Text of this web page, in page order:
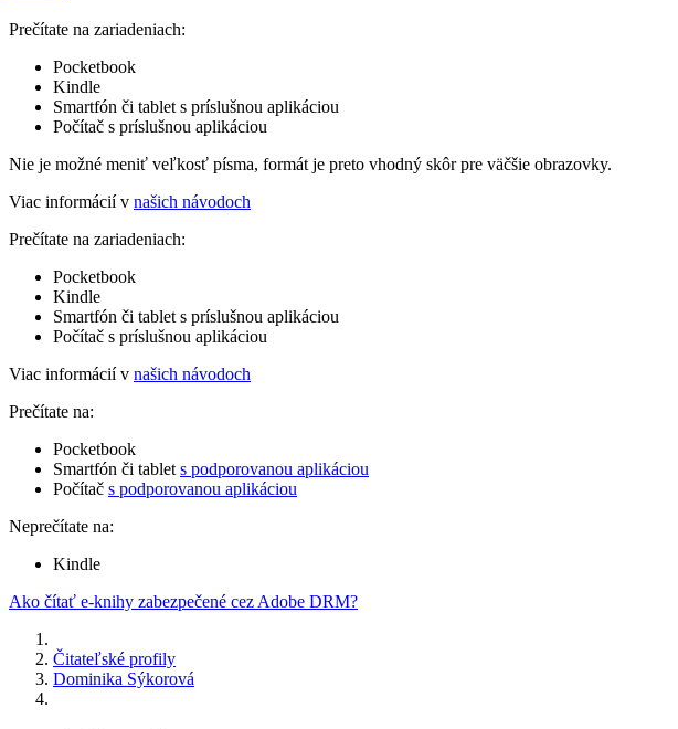
Prečítate na zariadeniach:
Pocketbook
Kindle
Smartfón či tablet s príslušnou aplikáciou
Počítač s príslušnou aplikáciou
Nie je možné meniť veľkosť písma, formát je preto vhodný skôr pre väčšie obrazovky.
Viac informácií v našich návodoch
Prečítate na zariadeniach:
Pocketbook
Kindle
Smartfón či tablet s príslušnou aplikáciou
Počítač s príslušnou aplikáciou
Viac informácií v našich návodoch
Prečítate na:
Pocketbook
Smartfón či tablet s podporovanou aplikáciou
Počítač s podporovanou aplikáciou
Neprečítate na:
Kindle
Ako čítať e-knihy zabezpečené cez Adobe DRM?
Čitateľské profily
Dominika Sýkorová